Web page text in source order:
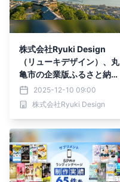
株式会社Ryuki Design
（リューキデザイン）、丸
亀市の企業版ふるさと納税
「ふるさと丸亀応援寄付
金」に寄付を実施 ― スポ
ーツや文化を通じたまちづ
2025-12-10 09:00
株式会社Ryuki Design